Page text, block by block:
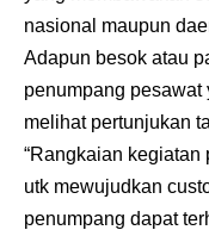
nasional maupun
Adapun besok atau
penumpang pesawat
melihat pertunjukan
“Rangkaian kegiatan
utk mewujudkan
penumpang dapat